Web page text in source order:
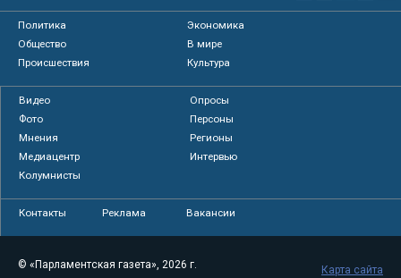
Политика
Экономика
Общество
В мире
Происшествия
Культура
Видео
Опросы
Фото
Персоны
Мнения
Регионы
Медиацентр
Интервью
Колумнисты
Контакты Реклама Вакансии
© «Парламентская газета», 2026 г.
Карта сайта